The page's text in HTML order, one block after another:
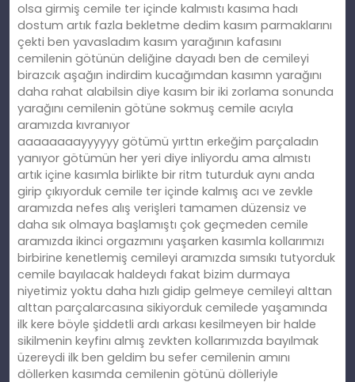
olsa girmiş cemile ter içinde kalmıstı kasıma hadı
dostum artık fazla bekletme dedim kasım parmaklarını
çekti ben yavasladım kasım yarağının kafasını
cemilenin götünün deliğine dayadı ben de cemileyi
birazcık aşağın indirdim kucağımdan kasımn yarağını
daha rahat alabilsin diye kasım bir iki zorlama sonunda
yarağını cemilenin götüne sokmuş cemile acıyla
aramızda kıvranıyor
aaaaaaaayyyyyy götümü yırttın erkeğim parçaladın
yanıyor götümün her yeri diye inliyordu ama almıstı
artık içine kasımla birlikte bir ritm tuturduk aynı anda
girip çıkıyorduk cemile ter içinde kalmış acı ve zevkle
aramızda nefes alış verişleri tamamen düzensiz ve
daha sık olmaya başlamıştı çok geçmeden cemile
aramızda ikinci orgazmını yaşarken kasımla kollarımızı
birbirine kenetlemiş cemileyi aramızda sımsıkı tutyorduk
cemile bayılacak haldeydı fakat bizim durmaya
niyetimiz yoktu daha hızlı gidip gelmeye cemileyi alttan
alttan parçalarcasına sikiyorduk cemilede yaşamında
ilk kere böyle şiddetli ardı arkası kesilmeyen bir halde
sikilmenin keyfinı almış zevkten kollarımızda bayılmak
üzereydi ilk ben geldim bu sefer cemilenin amını
döllerken kasımda cemilenin götünü dölleriyle